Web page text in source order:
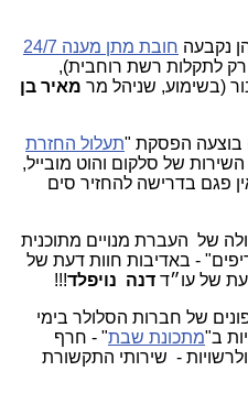
נקבעה חובת מתן מענה
רק לתקלות רשת רוחבית),
(בשימוע, שניהל מר מאיר בן
בוצעה הפסקת "תעלול החזרת
השירות של סלקום והוט מובייל,
פגם בדרישה להחזיר סים
של העברת מנויים מתוכנית
- באדיבות חוות דעת של
של עו״ד דנה נויפלד!!!
של חברות הסלולר בימי
ב"מתכונת שבת"
- חרף
ולרשויות - שירותי התקשורת